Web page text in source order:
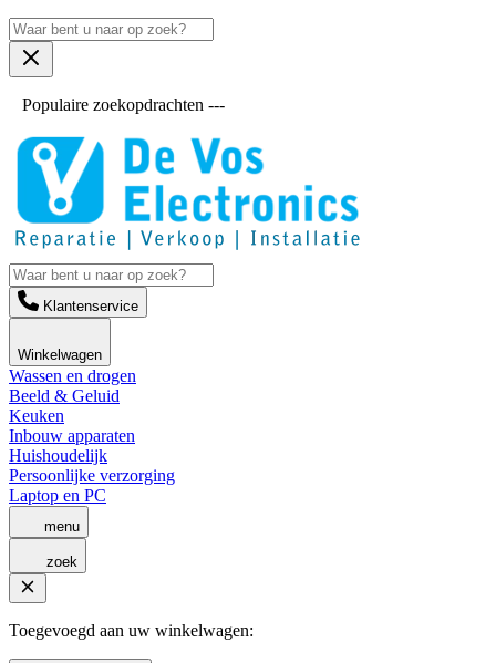
Populaire zoekopdrachten ---
Klantenservice
Winkelwagen
Wassen en drogen
Beeld & Geluid
Keuken
Inbouw apparaten
Huishoudelijk
Persoonlijke verzorging
Laptop en PC
menu
zoek
Toegevoegd aan uw winkelwagen: